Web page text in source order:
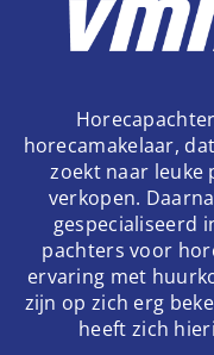
horecamakelaar,
zoekt naar leuke
verkopen.
gespecialiseerd
pachters voor
ervaring met
zijn op zich erg
heeft zich